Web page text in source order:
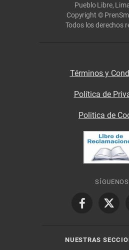
Pueblo Libre,
Copyright ©
Todos los derechos
Términos y
Política de
Politica de
SÍGUENOS
NUESTRAS